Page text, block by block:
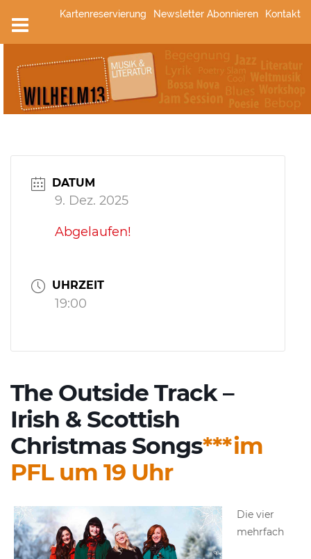
Inhalt
springen
Kartenreservierung Newsletter Abonnieren Kontakt
DATUM
9. Dez. 2025
Abgelaufen!
UHRZEIT
19:00
The Outside Track –
Irish & Scottish
Christmas Songs***im
PFL um 19 Uhr
Die vier
mehrfach